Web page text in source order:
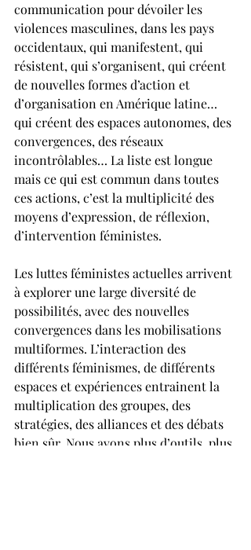
communication pour dévoiler les
violences masculines, dans les pays
occidentaux, qui manifestent, qui
résistent, qui s’organisent, qui créent
de nouvelles formes d’action et
d’organisation en Amérique latine…
qui créent des espaces autonomes, des
convergences, des réseaux
incontrôlables… La liste est longue
mais ce qui est commun dans toutes
ces actions, c’est la multiplicité des
moyens d’expression, de réflexion,
d’intervention féministes.
Les luttes féministes actuelles arrivent
à explorer une large diversité de
possibilités, avec des nouvelles
convergences dans les mobilisations
multiformes. L’interaction des
différents féminismes, de différents
espaces et expériences entrainent la
multiplication des groupes, des
stratégies, des alliances et des débats
bien sûr. Nous avons plus d’outils, plus